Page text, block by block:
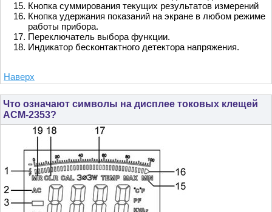
Кнопка суммирования текущих результатов измерений
Кнопка удержания показаний на экране в любом режиме
работы прибора.
Переключатель выбора функции.
Индикатор бесконтактного детектора напряжения.
Наверх
Что означают символы на дисплее токовых клещей
АСМ-2353?